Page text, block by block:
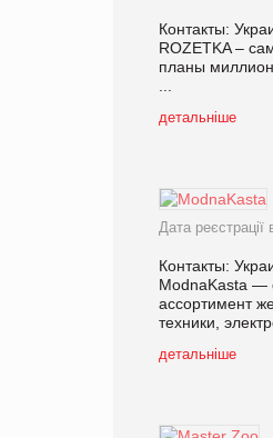
Контакты:
ROZETKA –
планы
детальніше
Дата реєстрації
Контакты:
ModnaKasta —
ассортимент
техники,
детальніше